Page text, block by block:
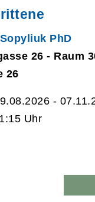
PhD
26 - Raum
26
-
Uhr